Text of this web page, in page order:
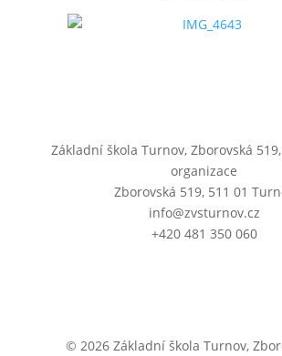
Základní škola Turnov, Zborovská
organizace
Zborovská 519, 511 01
info@zvsturnov.cz
+420 481 350 060
© 2026 Základní škola Turnov,